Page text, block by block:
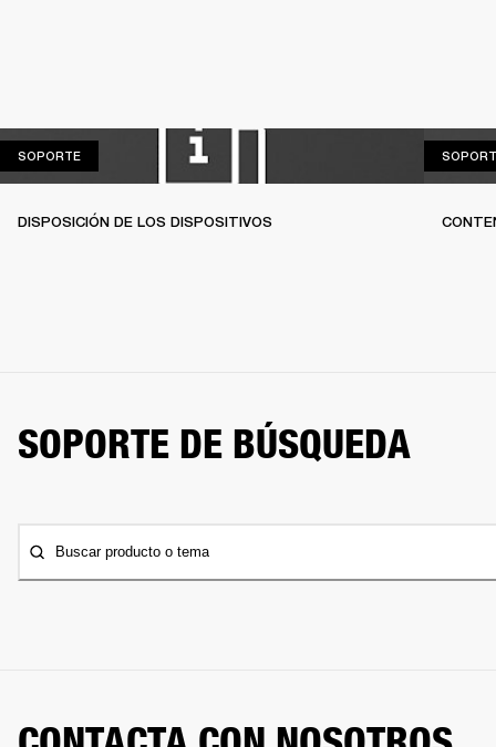
SOPORTESOPORTE
DISPOSICIÓN DE LOS DISPOSITIVOS
SOPORTE DE BÚSQUEDA
Buscar producto o tema